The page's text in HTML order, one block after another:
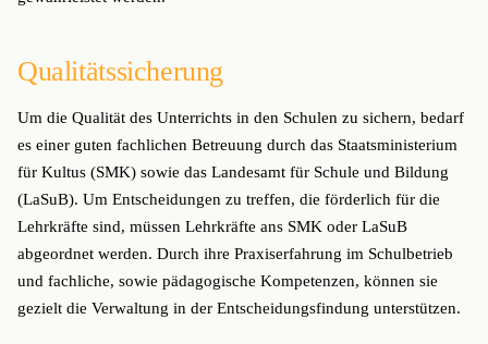
Qualitätssicherung
Um die Qualität des Unterrichts in den Schulen zu sichern, bedarf
es einer guten fachlichen Betreuung durch das Staatsministerium
für Kultus (SMK) sowie das Landesamt für Schule und Bildung
(LaSuB). Um Entscheidungen zu treffen, die förderlich für die
Lehrkräfte sind, müssen Lehrkräfte ans SMK oder LaSuB
abgeordnet werden. Durch ihre Praxiserfahrung im Schulbetrieb
und fachliche, sowie pädagogische Kompetenzen, können sie
gezielt die Verwaltung in der Entscheidungsfindung unterstützen.